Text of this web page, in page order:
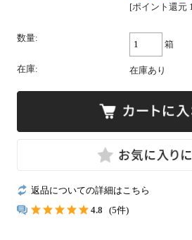
[ポイント還元
数量:
箱
在庫: 在庫あり
返品についての詳細はこちら
4.8
(5件)